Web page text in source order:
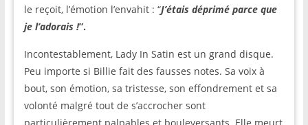
le reçoit, l’émotion l’envahit : “J’étais déprimé parce que
je l’adorais !”.
Incontestablement, Lady In Satin est un grand disque.
Peu importe si Billie fait des fausses notes. Sa voix à
bout, son émotion, sa tristesse, son effondrement et sa
volonté malgré tout de s’accrocher sont